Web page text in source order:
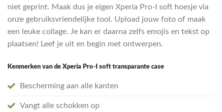
niet geprint. Maak dus je eigen Xperia Pro-I soft hoesje via
onze gebruiksvriendelijke tool. Upload jouw foto of maak
een leuke collage. Je kan er daarna zelfs emojis en tekst op
plaatsen! Leef je uit en begin met ontwerpen.
Kenmerken van de Xperia Pro-I soft transparante case
Bescherming aan alle kanten
Vangt alle schokken op